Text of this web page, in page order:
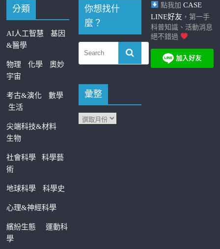
分類
AI人工智慧
基因
&醫學
物理 化學
奧妙
宇宙
考古&演化
數學
生活
尖端科技&材料
生物
社會科學科學藝
術
地球科學 科學史
心理&神經科學
繽紛生態運動科
學
你想找什
麼？
彙整
點我加 CASE
LINE好友 ，第一手
科普知識、活動消息
絕不錯過